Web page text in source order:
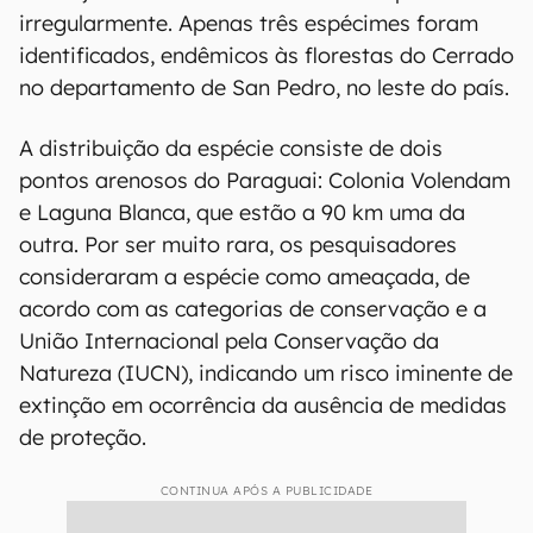
irregularmente. Apenas três espécimes foram
identificados, endêmicos às florestas do Cerrado
no departamento de San Pedro, no leste do país.
A distribuição da espécie consiste de dois
pontos arenosos do Paraguai: Colonia Volendam
e Laguna Blanca, que estão a 90 km uma da
outra. Por ser muito rara, os pesquisadores
consideraram a espécie como ameaçada, de
acordo com as categorias de conservação e a
União Internacional pela Conservação da
Natureza (IUCN), indicando um risco iminente de
extinção em ocorrência da ausência de medidas
de proteção.
CONTINUA APÓS A PUBLICIDADE